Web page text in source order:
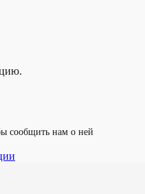
сообщить нам о ней